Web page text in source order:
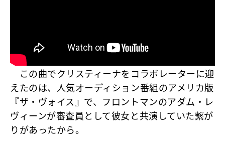
この曲でクリスティーナをコラボレーターに迎
えたのは、人気オーディション番組のアメリカ版
『ザ・ヴォイス』で、フロントマンのアダム・レ
ヴィーンが審査員として彼女と共演していた繋が
りがあったから。